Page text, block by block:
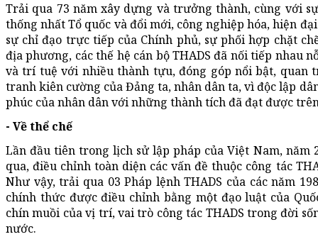
Trải qua 73 năm xây dựng và trưởng thành, cùng với
thống nhất Tổ quốc và đổi mới, công nghiệp hóa, hiện
sự chỉ đạo trực tiếp của Chính phủ, sự phối hợp chặt
địa phương, các thế hệ cán bộ THADS đã nối tiếp nhau
và trí tuệ với nhiều thành tựu, đóng góp nổi bật, quan
tranh kiên cường của Đảng ta, nhân dân ta, vì độc lập
phúc của nhân dân với những thành tích đã đạt được
- Về thể chế
Lần đầu tiên trong lịch sử lập pháp của Việt Nam, năm
qua, điều chỉnh toàn diện các vấn đề thuộc công tác
Như vậy, trải qua 03 Pháp lệnh THADS của các năm
chính thức được điều chỉnh bằng một đạo luật của
chín muồi của vị trí, vai trò công tác THADS trong đời
nước.